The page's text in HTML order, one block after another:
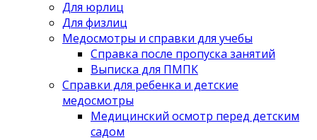
Для юрлиц
Для физлиц
Медосмотры и справки для учебы
Справка после пропуска занятий
Выписка для ПМПК
Справки для ребенка и детские
медосмотры
Медицинский осмотр перед детским
садом